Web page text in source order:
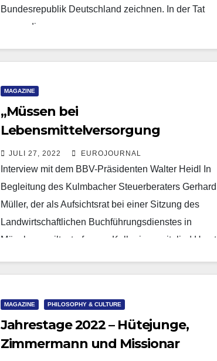
Bundesrepublik Deutschland zeichnen. In der Tat
waren die…
MAGAZINE
„Müssen bei
Lebensmittelversorgung
unabhängig von Importen
bleiben“
JULI 27, 2022 EUROJOURNAL
Interview mit dem BBV-Präsidenten Walter Heidl In
Begleitung des Kulmbacher Steuerberaters Gerhard
Müller, der als Aufsichtsrat bei einer Sitzung des
Landwirtschaftlichen Buchführungsdienstes in
München weilte, traf unser Kollegiumsmitglied Horst
MAGAZINE PHILOSOPHY & CULTURE
Jahrestage 2022 – Hütejunge,
Zimmermann und Missionar